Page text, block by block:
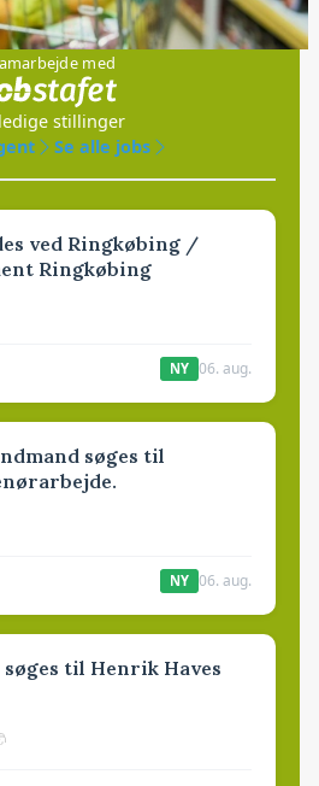
Jobs
med
ledige stillinger
Se alle jobs
ved Ringkøbing /
Ringkøbing
NY 06. aug.
søges til
NY 06. aug.
til Henrik Haves